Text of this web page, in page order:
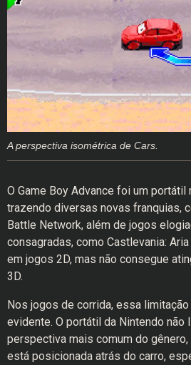
A perspectiva isométrica de Cars.
O Game Boy Advance foi um portátil
trazendo diversas novas franquias,
Battle Network, além de jogos
consagradas, como Castlevania:
em jogos 2D, mas não consegue
3D.
Nos jogos de corrida, essa
evidente. O portátil da Nintendo não
perspectiva mais comum do
está posicionada atrás do carro,